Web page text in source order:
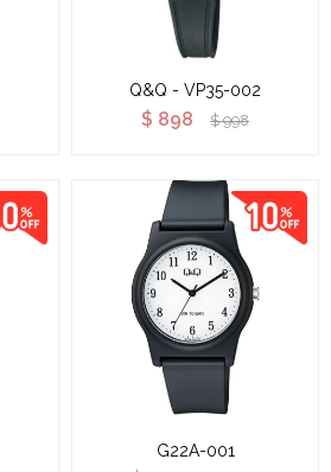
Q&Q - VP35-002
$ 898 $ 998
G22A-001